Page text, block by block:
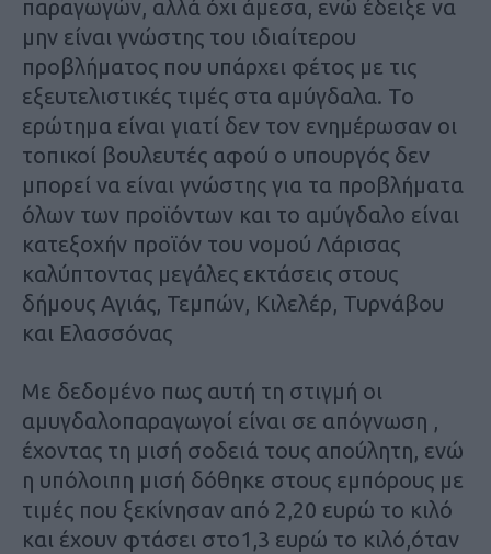
παραγωγών, αλλά όχι άμεσα, ενώ έδειξε να
μην είναι γνώστης του ιδιαίτερου
προβλήματος που υπάρχει φέτος με τις
εξευτελιστικές τιμές στα αμύγδαλα. Το
ερώτημα είναι γιατί δεν τον ενημέρωσαν οι
τοπικοί βουλευτές αφού ο υπουργός δεν
μπορεί να είναι γνώστης για τα προβλήματα
όλων των προϊόντων και το αμύγδαλο είναι
κατεξοχήν προϊόν του νομού Λάρισας
καλύπτοντας μεγάλες εκτάσεις στους
δήμους Αγιάς, Τεμπών, Κιλελέρ, Τυρνάβου
και Ελασσόνας
Με δεδομένο πως αυτή τη στιγμή οι
αμυγδαλοπαραγωγοί είναι σε απόγνωση ,
έχοντας τη μισή σοδειά τους απούλητη, ενώ
η υπόλοιπη μισή δόθηκε στους εμπόρους με
τιμές που ξεκίνησαν από 2,20 ευρώ το κιλό
και έχουν φτάσει στο1,3 ευρώ το κιλό,όταν